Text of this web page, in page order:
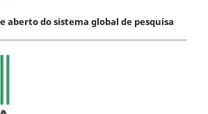
aberto do sistema global de pesquisa